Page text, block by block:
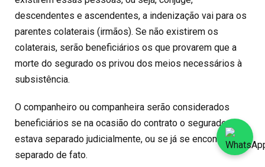
descendentes e ascendentes, a indenização vai para os
parentes colaterais (irmãos). Se não existirem os
colaterais, serão beneficiários os que provarem que a
morte do segurado os privou dos meios necessários à
subsistência.
O companheiro ou companheira serão considerados
beneficiários se na ocasião do contrato o segurado
estava separado judicialmente, ou se já se encontrava
separado de fato.